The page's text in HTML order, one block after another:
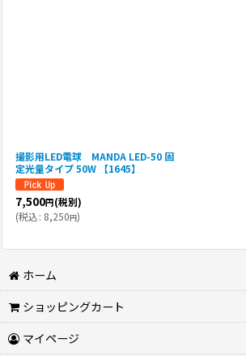
撮影用LED電球 MANDA LED-50 固
定光量タイプ 50W 【1645】
7,500円(税別)
(税込: 8,250円)
ホーム
ショッピングカート
マイページ